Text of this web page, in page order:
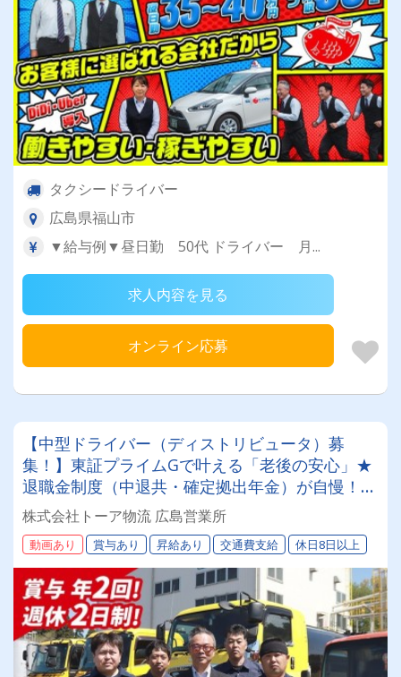
タクシードライバー
広島県福山市
▼給与例▼昼日勤 50代 ドライバー 月...
求人内容を見る
オンライン応募
【中型ドライバー（ディストリビュータ）募
集！】東証プライムGで叶える「老後の安心」★
退職金制度（中退共・確定拠出年金）が自慢！◎
賞与年2回・無事故手当あり◎免許支援あり（要
相談）★未経験OK！長く勤めるほど報われる会
社です
株式会社トーア物流 広島営業所
動画あり 賞与あり 昇給あり 交通費支給 休日8日以上